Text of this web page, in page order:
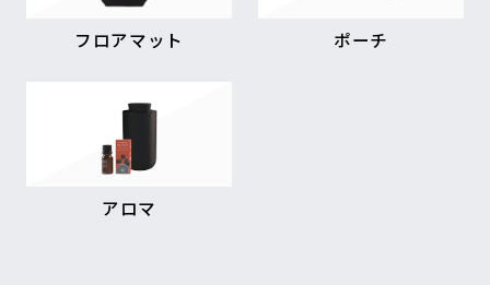
フロアマット ポーチ
アロマ